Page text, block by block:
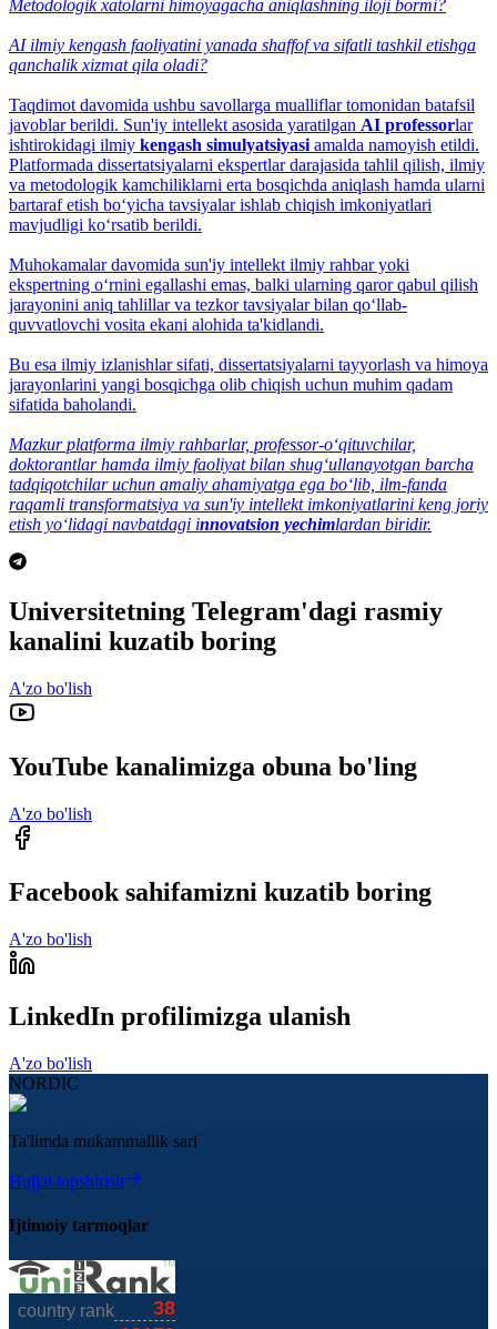
Metodologik xatolarni himoyagacha aniqlashning iloji bormi?
AI ilmiy kengash faoliyatini yanada shaffof va sifatli tashkil etishga
qanchalik xizmat qila oladi?
Taqdimot davomida ushbu savollarga mualliflar tomonidan batafsil
javoblar berildi. Sun'iy intellekt asosida yaratilgan AI professorlar
ishtirokidagi ilmiy kengash simulyatsiyasi amalda namoyish etildi.
Platformada dissertatsiyalarni ekspertlar darajasida tahlil qilish, ilmiy
va metodologik kamchiliklarni erta bosqichda aniqlash hamda ularni
bartaraf etish bo‘yicha tavsiyalar ishlab chiqish imkoniyatlari
mavjudligi ko‘rsatib berildi.
Muhokamalar davomida sun'iy intellekt ilmiy rahbar yoki
ekspertning o‘rnini egallashi emas, balki ularning qaror qabul qilish
jarayonini aniq tahlillar va tezkor tavsiyalar bilan qo‘llab-
quvvatlovchi vosita ekani alohida ta'kidlandi.
Bu esa ilmiy izlanishlar sifati, dissertatsiyalarni tayyorlash va himoya
jarayonlarini yangi bosqichga olib chiqish uchun muhim qadam
sifatida baholandi.
Mazkur platforma ilmiy rahbarlar, professor-o‘qituvchilar,
doktorantlar hamda ilmiy faoliyat bilan shug‘ullanayotgan barcha
tadqiqotchilar uchun amaliy ahamiyatga ega bo‘lib, ilm-fanda
raqamli transformatsiya va sun'iy intellekt imkoniyatlarini keng joriy
etish yo‘lidagi navbatdagi innovatsion yechimlardan biridir.
Universitetning Telegram'dagi rasmiy
kanalini kuzatib boring
A'zo bo'lish
YouTube kanalimizga obuna bo'ling
A'zo bo'lish
Facebook sahifamizni kuzatib boring
A'zo bo'lish
LinkedIn profilimizga ulanish
A'zo bo'lish
NORDIC
Ta'limda mukammallik sari
Hujjat topshirish
Ijtimoiy tarmoqlar